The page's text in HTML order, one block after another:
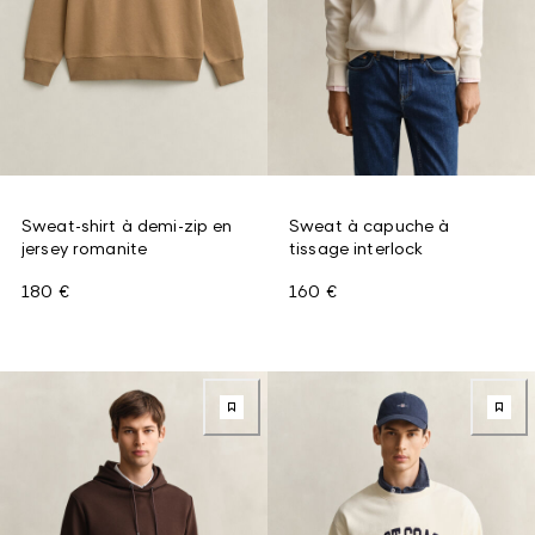
Sweat-shirt à demi-zip en
jersey romanite
180 €
Sweat à capuche à
tissage interlock
160 €